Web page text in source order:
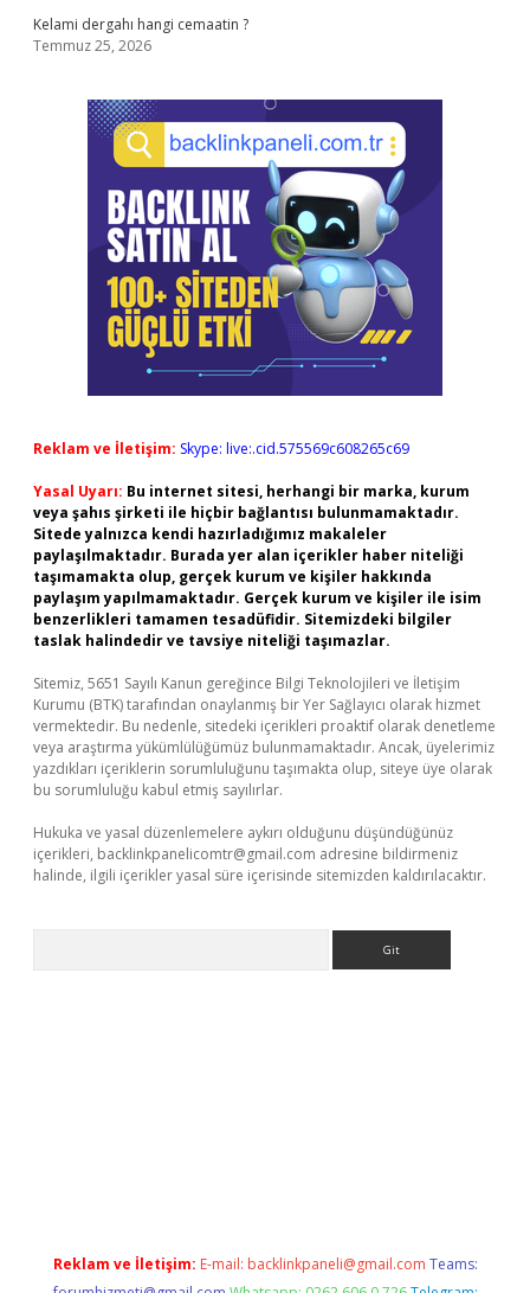
Kelami dergahı hangi cemaatin ?
Temmuz 25, 2026
Reklam ve İletişim: Skype: live:.cid.575569c608265c69
Yasal Uyarı: Bu internet sitesi, herhangi bir marka, kurum
veya şahıs şirketi ile hiçbir bağlantısı bulunmamaktadır.
Sitede yalnızca kendi hazırladığımız makaleler
paylaşılmaktadır. Burada yer alan içerikler haber niteliği
taşımamakta olup, gerçek kurum ve kişiler hakkında
paylaşım yapılmamaktadır. Gerçek kurum ve kişiler ile isim
benzerlikleri tamamen tesadüfidir. Sitemizdeki bilgiler
taslak halindedir ve tavsiye niteliği taşımazlar.
Sitemiz, 5651 Sayılı Kanun gereğince Bilgi Teknolojileri ve İletişim
Kurumu (BTK) tarafından onaylanmış bir Yer Sağlayıcı olarak hizmet
vermektedir. Bu nedenle, sitedeki içerikleri proaktif olarak denetleme
veya araştırma yükümlülüğümüz bulunmamaktadır. Ancak, üyelerimiz
yazdıkları içeriklerin sorumluluğunu taşımakta olup, siteye üye olarak
bu sorumluluğu kabul etmiş sayılırlar.
Hukuka ve yasal düzenlemelere aykırı olduğunu düşündüğünüz
içerikleri, backlinkpanelicomtr@gmail.com adresine bildirmeniz
halinde, ilgili içerikler yasal süre içerisinde sitemizden kaldırılacaktır.
Reklam ve İletişim: E-mail: backlinkpaneli@gmail.com Teams: